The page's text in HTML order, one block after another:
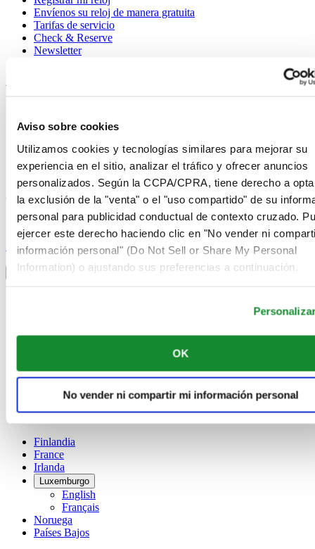
Aviso sobre cookies
Utilizamos cookies y tecnologías similares para mejorar su
experiencia en el sitio, analizar el tráfico y ofrecer anuncios
personalizados. Según la CCPA/CPRA, tiene derecho a
la exclusión de la "venta" o el "uso compartido" de su
personal para publicidad conductual de contexto cruzado.
ejercer este derecho haciendo clic en "No vender ni
información personal" (Do Not Sell or Share My Personal
Information) o ajustando sus preferencias a continuación.
OK
No vender ni compartir mi información personal
Envíenos su reloj de manera gratuita
Tarifas de servicio
Check & Reserve
Newsletter
Aviso de privacidad
Condiciones de venta
Desistimiento del contrato
Sistema de información
Únase al club Certina
Suscríbase para recibir información exclusiva
Suscríbase
Seleccionar país/región
Alternador de idioma
Dutch
English
简体中文
Finlandia
France
Irlanda
Luxemburgo
English
Français
Noruega
Países Bajos